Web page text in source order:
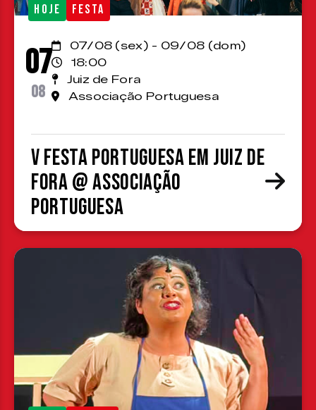
HOJE FESTA
07
08
07/08 (sex) - 09/08 (dom)
18:00
Juiz de Fora
Associação Portuguesa
V Festa Portuguesa em Juiz de
Fora @ Associação
Portuguesa